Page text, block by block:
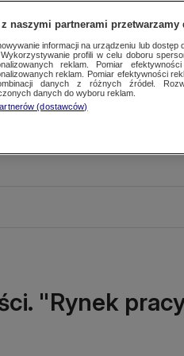
"Rynek
z naszymi partnerami przetwarzamy
informacji na urządzeniu lub dostęp
profili w celu doboru
reklam. Pomiar
reklam. Pomiar efektywności
danych z różnych źródeł.
danych do wyboru reklam.
(dostawców)